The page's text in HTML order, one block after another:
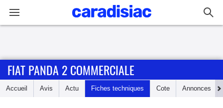
Accueil
FIAT PANDA 2 COMMERCIALE
Accueil Avis Actu Fiches techniques Cote Annonces